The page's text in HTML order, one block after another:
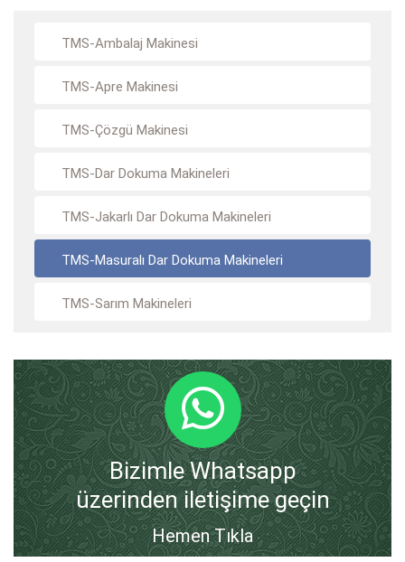
TMS-Ambalaj Makinesi
TMS-Apre Makinesi
TMS-Çözgü Makinesi
TMS-Dar Dokuma Makineleri
TMS-Jakarlı Dar Dokuma Makineleri
TMS-Masuralı Dar Dokuma Makineleri
TMS-Sarım Makineleri
Bizimle Whatsapp
üzerinden iletişime geçin
Hemen Tıkla